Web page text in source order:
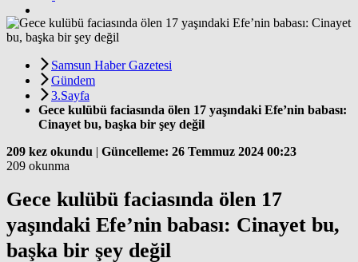
Samsun Haber Gazetesi
Gündem
3.Sayfa
Gece kulübü faciasında ölen 17 yaşındaki Efe’nin babası:
Cinayet bu, başka bir şey değil
209 kez okundu | Güncelleme: 26 Temmuz 2024 00:23
209 okunma
Gece kulübü faciasında ölen 17
yaşındaki Efe’nin babası: Cinayet bu,
başka bir şey değil